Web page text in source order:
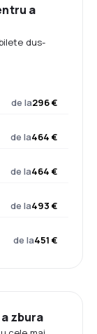
a
dus-
de la296 €
de la464 €
de la464 €
de la493 €
de la451 €
zbura